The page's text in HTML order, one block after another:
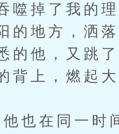
噬掉了我的
的地方，洒
的他，又跳
背上，燃起大
也在同一时